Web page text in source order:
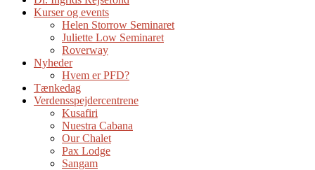
Kurser og events
Helen Storrow Seminaret
Juliette Low Seminaret
Roverway
Nyheder
Hvem er PFD?
Tænkedag
Verdensspejdercentrene
Kusafiri
Nuestra Cabana
Our Chalet
Pax Lodge
Sangam